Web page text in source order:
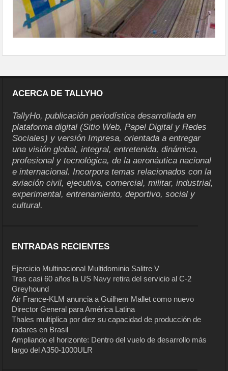
ACERCA DE TALLYHO
TallyHo, publicación periodística desarrollada en
plataforma digital (Sitio Web, Papel Digital y Redes
Sociales) y versión Impresa, orientada a entregar
una visión global, integral, entretenida, dinámica,
profesional y tecnológica, de la aeronáutica nacional
e internacional. Incorpora temas relacionados con la
aviación civil, ejecutiva, comercial, militar, industrial,
experimental, entrenamiento, deportivo, social y
cultural.
ENTRADAS RECIENTES
Ejercicio Multinacional Multidominio Salitre V
Tras casi 60 años la US Navy retira del servicio al C-2
Greyhound
Air France-KLM anuncia a Guilhem Mallet como nuevo
Director General para América Latina
Thales multiplica por diez su capacidad de producción de
radares en Brasil
Ampliando el horizonte: Dentro del vuelo de desarrollo más
largo del A350-1000ULR